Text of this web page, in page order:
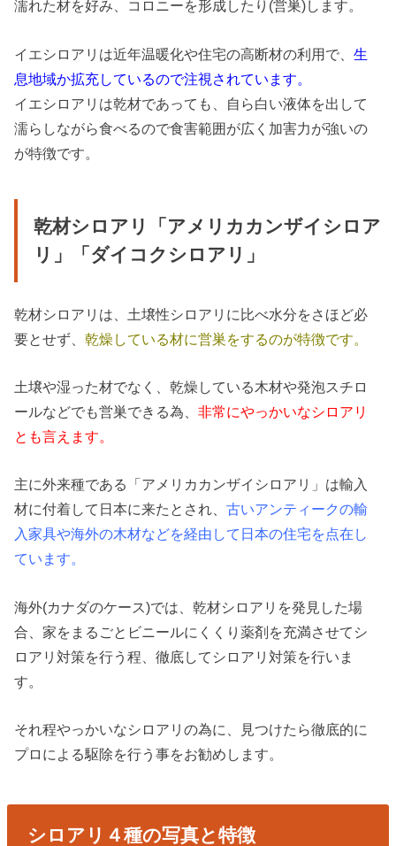
濡れた材を好み、コロニーを形成したり(営巣)します。
イエシロアリは近年温暖化や住宅の高断材の利用で、生
息地域か拡充しているので注視されています。
イエシロアリは乾材であっても、自ら白い液体を出して
濡らしながら食べるので食害範囲が広く加害力が強いの
が特徴です。
乾材シロアリ「アメリカカンザイシロア
リ」「ダイコクシロアリ」
乾材シロアリは、土壌性シロアリに比べ水分をさほど必
要とせず、乾燥している材に営巣をするのが特徴です。
土壌や湿った材でなく、乾燥している木材や発泡スチロ
ールなどでも営巣できる為、非常にやっかいなシロアリ
とも言えます。
主に外来種である「アメリカカンザイシロアリ」は輸入
材に付着して日本に来たとされ、古いアンティークの輸
入家具や海外の木材などを経由して日本の住宅を点在し
ています。
海外(カナダのケース)では、乾材シロアリを発見した場
合、家をまるごとビニールにくくり薬剤を充満させてシ
ロアリ対策を行う程、徹底してシロアリ対策を行いま
す。
それ程やっかいなシロアリの為に、見つけたら徹底的に
プロによる駆除を行う事をお勧めします。
シロアリ４種の写真と特徴